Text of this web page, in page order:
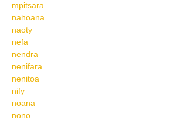
mpitsara
nahoana
naoty
nefa
nendra
nenifara
nenitoa
nify
noana
nono